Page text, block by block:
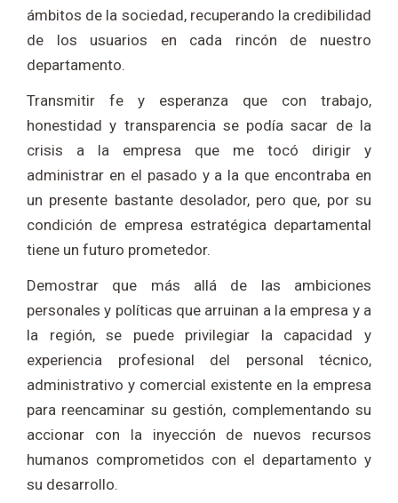
ámbitos de la sociedad, recuperando la credibilidad
de los usuarios en cada rincón de nuestro
departamento.
Transmitir fe y esperanza que con trabajo,
honestidad y transparencia se podía sacar de la
crisis a la empresa que me tocó dirigir y
administrar en el pasado y a la que encontraba en
un presente bastante desolador, pero que, por su
condición de empresa estratégica departamental
tiene un futuro prometedor.
Demostrar que más allá de las ambiciones
personales y políticas que arruinan a la empresa y a
la región, se puede privilegiar la capacidad y
experiencia profesional del personal técnico,
administrativo y comercial existente en la empresa
para reencaminar su gestión, complementando su
accionar con la inyección de nuevos recursos
humanos comprometidos con el departamento y
su desarrollo.